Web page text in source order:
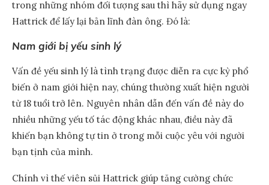
trong những nhóm đối tượng sau thì hãy sử dụng ngay
Hattrick để lấy lại bản lĩnh đàn ông. Đó là:
Nam giới bị yếu sinh lý
Vấn đề yếu sinh lý là tình trạng được diễn ra cực kỳ phổ
biến ở nam giới hiện nay, chúng thường xuất hiện người
từ 18 tuổi trở lên. Nguyên nhân dẫn đến vấn đề này do
nhiều những yếu tố tác động khác nhau, điều này đã
khiến bạn không tự tin ở trong mỗi cuộc yêu với người
bạn tịnh của mình.
Chính vì thế viên sủi Hattrick giúp tăng cường chức